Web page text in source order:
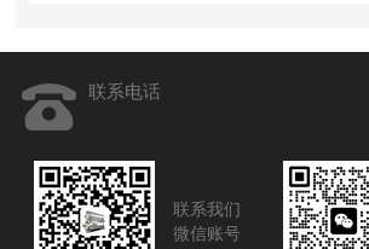
联系电话
联系我们
微信账号